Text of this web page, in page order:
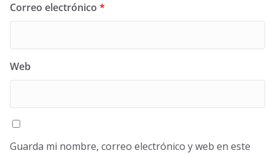
Correo electrónico *
Web
Guarda mi nombre, correo electrónico y web en este